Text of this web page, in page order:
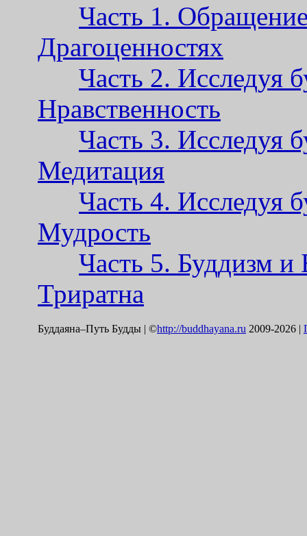
Часть 1.
Драгоценностях
Часть 2. Исследуя
Нравственность
Часть 3. Исследуя
Медитация
Часть 4. Исследуя
Мудрость
Часть 5. Буддизм
Триратна
Буддаяна–Путь Будды | ©http://buddhayana.ru 2009-2026 |